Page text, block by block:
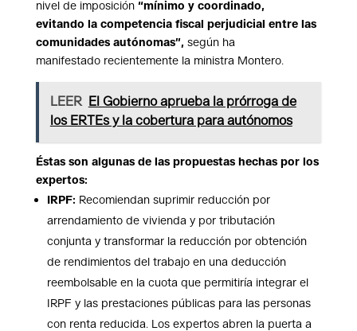
nivel de imposición “mínimo y coordinado,
evitando la competencia fiscal perjudicial entre las
comunidades autónomas”, según ha
manifestado recientemente la ministra Montero.
LEER El Gobierno aprueba la prórroga de
los ERTEs y la cobertura para autónomos
Éstas son algunas de las propuestas hechas por los
expertos:
IRPF: Recomiendan suprimir reducción por
arrendamiento de vivienda y por tributación
conjunta y transformar la reducción por obtención
de rendimientos del trabajo en una deducción
reembolsable en la cuota que permitiría integrar el
IRPF y las prestaciones públicas para las personas
con renta reducida. Los expertos abren la puerta a